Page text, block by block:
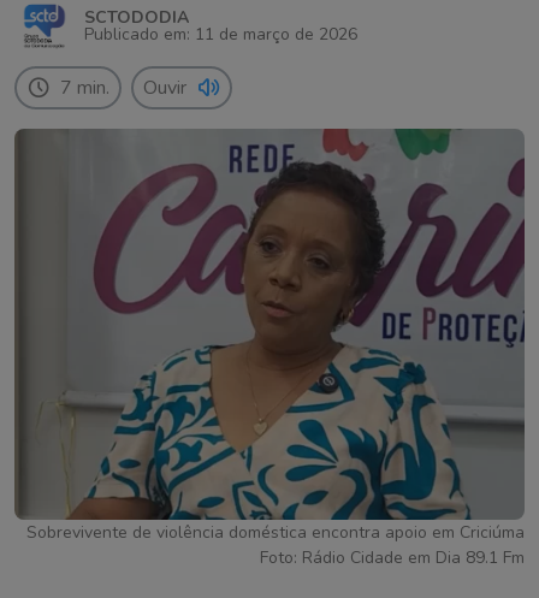
SCTODODIA
Publicado em: 11 de março de 2026
7 min. Ouvir
Sobrevivente de violência doméstica encontra apoio em Criciúma
Foto: Rádio Cidade em Dia 89.1 Fm